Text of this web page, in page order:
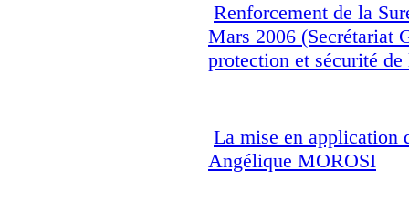
Renforcement de la
Mars 2006 (Secrétariat
protection et sécurité
La mise en application
Angélique MOROSI